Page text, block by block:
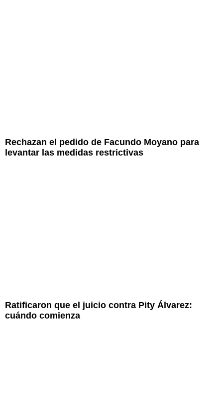
Rechazan el pedido de Facundo Moyano para
levantar las medidas restrictivas
Ratificaron que el juicio contra Pity Álvarez:
cuándo comienza